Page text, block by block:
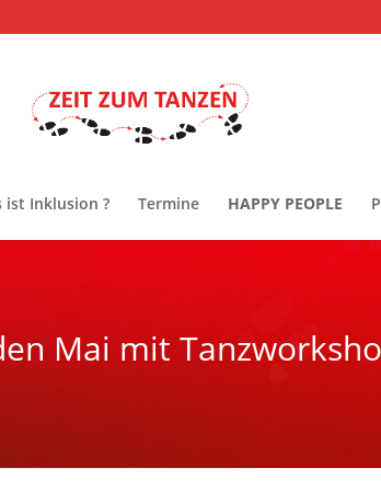
ist Inklusion ? Termine HAPPY PEOPLE
Mai mit